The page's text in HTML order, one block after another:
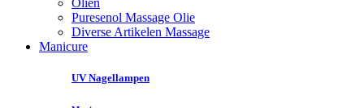
Oliën
Puresenol Massage Olie
Diverse Artikelen Massage
Manicure
UV Nagellampen